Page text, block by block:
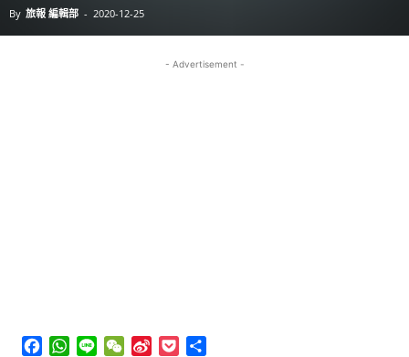
By 旅報 編輯部 - 2020-12-25
- Advertisement -
Facebook
WhatsApp
Line WeChat
Sina
Pocket